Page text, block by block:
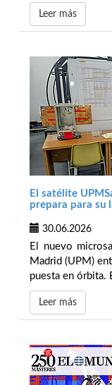
Leer más
El satélite
prepara para su
30.06.2026
El nuevo
Madrid (UPM)
puesta en órbita.
Leer más